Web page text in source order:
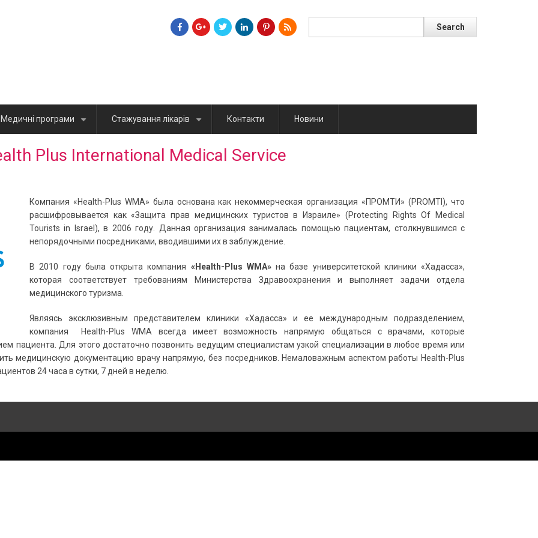
Поиск
Медичні програми Стажування лікарів Контакти Новини
Plus International Medical Service
Компания «Health-Plus WMA» была основана как некоммерческая организация «ПРОМТИ» (PROMTI), что
расшифровывается как «Защита прав медицинских туристов в Израиле» (Protecting Rights Of Medical
Tourists in Israel), в 2006 году. Данная организация занималась помощью пациентам, столкнувшимся с
непорядочными посредниками, вводившими их в заблуждение.
В 2010 году была открыта компания «Health-Plus WMA»на базе университетской клиники «Хадасса»,
которая соответствует требованиям Министерства Здравоохранения и выполняет задачи отдела
медицинского туризма.
Являясь эксклюзивным представителем клиники «Хадасса» и ее международным подразделением,
компания Health-Plus WMA всегда имеет возможность напрямую общаться с врачами, которые
пациента. Для этого достаточно позвонить ведущим специалистам узкой специализации в любое время или
медицинскую документацию врачу напрямую, без посредников. Немаловажным аспектом работы Health-Plus
24 часа в сутки, 7 дней в неделю.